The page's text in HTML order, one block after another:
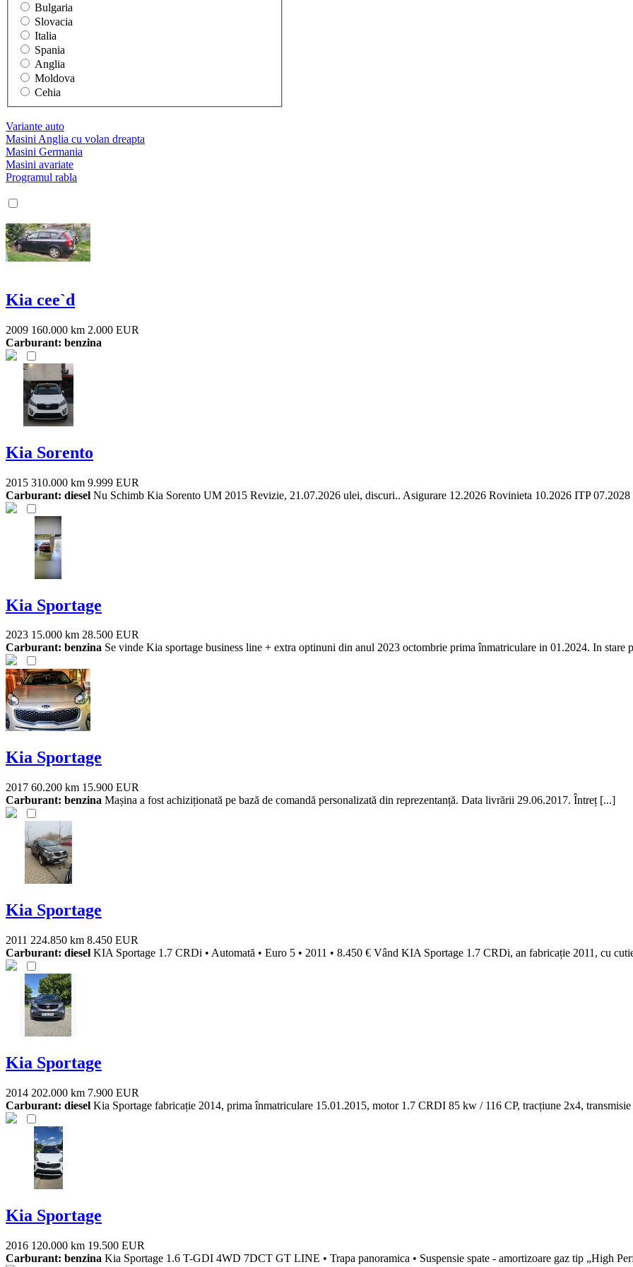
Bulgaria
Slovacia
Italia
Spania
Anglia
Moldova
Cehia
Variante auto
Masini Anglia cu volan dreapta
Masini Germania
Masini avariate
Programul rabla
Kia cee`d
2009 160.000 km 2.000 EUR
Carburant: benzina
Kia Sorento
2015 310.000 km 9.999 EUR
Carburant: diesel Nu Schimb Kia Sorento UM 2015 Revizie, 21.07.2026 ulei, discuri.. Asigurare 12.2026 Rovinieta 10.2026 ITP
Kia Sportage
2023 15.000 km 28.500 EUR
Carburant: benzina Se vinde Kia sportage business line + extra optinuni din anul 2023 octombrie prima înmatriculare in 01.2024. In stare
Kia Sportage
2017 60.200 km 15.900 EUR
Carburant: benzina Mașina a fost achiziționată pe bază de comandă personalizată din reprezentanță. Data livrării 29.06.2017. Întreț [...]
Kia Sportage
2011 224.850 km 8.450 EUR
Carburant: diesel KIA Sportage 1.7 CRDi • Automată • Euro 5 • 2011 • 8.450 € Vând KIA Sportage 1.7 CRDi, an fabricație 2011, cu
Kia Sportage
2014 202.000 km 7.900 EUR
Carburant: diesel Kia Sportage fabricație 2014, prima înmatriculare 15.01.2015, motor 1.7 CRDI 85 kw / 116 CP, tracțiune 2x4,
Kia Sportage
2016 120.000 km 19.500 EUR
Carburant: benzina Kia Sportage 1.6 T-GDI 4WD 7DCT GT LINE • Trapa panoramica • Suspensie spate - amortizoare gaz tip „High